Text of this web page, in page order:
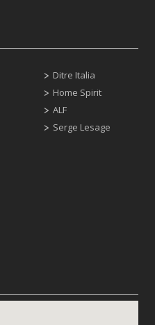
Ditre Italia
Home Spirit
ALF
Serge Lesage